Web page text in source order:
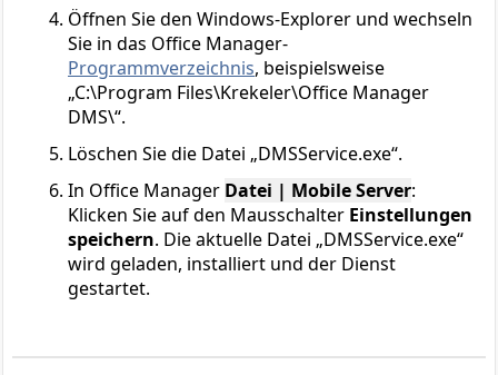
Öffnen Sie den Windows-Explorer und wechseln
Sie in das Office Manager-
Programmverzeichnis, beispielsweise
„C:\Program Files\Krekeler\Office Manager
DMS\“.
Löschen Sie die Datei „DMSService.exe“.
In Office Manager Datei | Mobile Server:
Klicken Sie auf den Mausschalter Einstellungen
speichern. Die aktuelle Datei „DMSService.exe“
wird geladen, installiert und der Dienst
gestartet.